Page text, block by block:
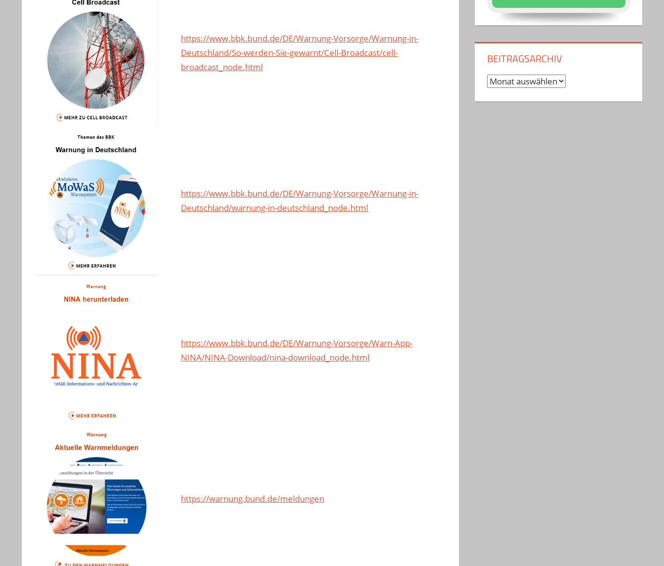
https://www.bbk.bund.de/DE/Warnung-Vorsorge/Warnung-in-
Deutschland/So-werden-Sie-gewarnt/Cell-Broadcast/cell-
broadcast_node.html
https://www.bbk.bund.de/DE/Warnung-Vorsorge/Warnung-in-
Deutschland/warnung-in-deutschland_node.html
https://www.bbk.bund.de/DE/Warnung-Vorsorge/Warn-App-
NINA/NINA-Download/nina-download_node.html
https://warnung.bund.de/meldungen
BEITRAGSARCHIV
Beitragsarchiv